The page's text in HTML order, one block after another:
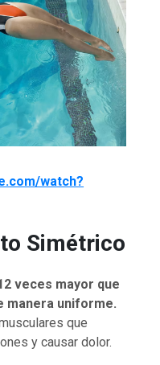
watch?
Simétrico
veces mayor que
manera uniforme.
que
y causar dolor.